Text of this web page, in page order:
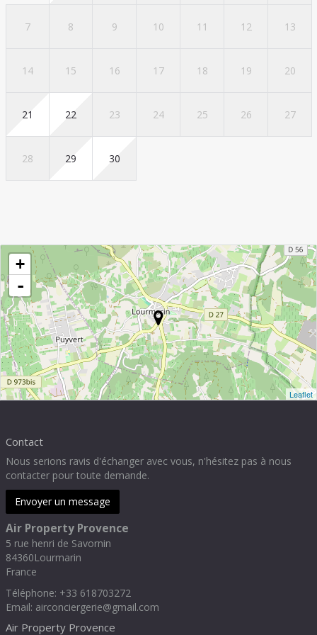
ménage, nous apprécions que la maison soit laissée dans un état
réservez votre séjour aujourd'hui. Des moments magiques vous
attendent !
7 8 9 10 11 12 13
14 15 16 17 18 19 20
21 22 23 24 25 26 27
28 29 30
+
-
Leaflet
Contact
Nous serions ravis d'échanger avec vous, n'hésitez pas à nous
contacter pour toute demande.
Envoyer un message
Air Property Provence
5 rue henri de Savornin
84360Lourmarin
France
Téléphone: +33 618703272
Email: airconciergerie@gmail.com
Air Property Provence